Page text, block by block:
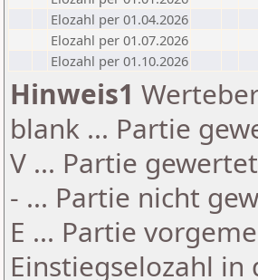
Elozahl per 01.04.2026
Elozahl per 01.07.2026
Elozahl per 01.10.2026
Hinweis1
blank ... Partie
V ... Partie
- ... Partie nicht
E ... Partie
Einstiegselozahl